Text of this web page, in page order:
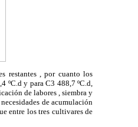
restantes , por cuanto los
ºC.d y para C3 488,7 ºC.d,
de labores , siembra y
de acumulación
entre los tres cultivares de